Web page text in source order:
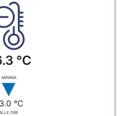
°C
MINIMA
°C
ORE